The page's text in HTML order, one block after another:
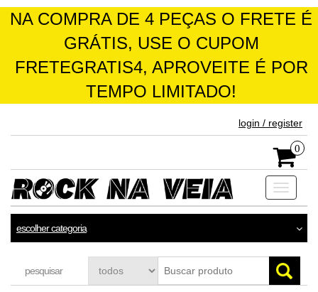
NA COMPRA DE 4 PEÇAS O FRETE É
GRÁTIS, USE O CUPOM
FRETEGRATIS4, APROVEITE É POR
TEMPO LIMITADO!
login / register
0
Toggle
escolher categoria
pesquisar